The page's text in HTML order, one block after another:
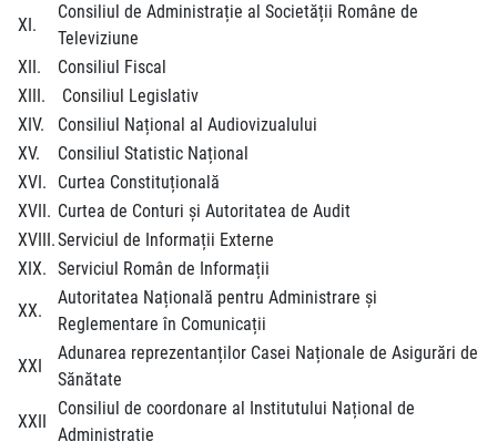
XI.
Consiliul de Administrație al Societății Române de
Televiziune
XII.
Consiliul Fiscal
XIII.
Consiliul Legislativ
XIV.
Consiliul Național al Audiovizualului
XV.
Consiliul Statistic Național
XVI.
Curtea Constituțională
XVII. Curtea de Conturi și Autoritatea de Audit
XVIII.Serviciul de Informații Externe
XIX. Serviciul Român de Informații
XX.
Autoritatea Națională pentru Administrare și
Reglementare în Comunicații
XXI
Adunarea reprezentanților Casei Naționale de Asigurări de
Sănătate
XXII
Consiliul de coordonare al Institutului Național de
Administrație